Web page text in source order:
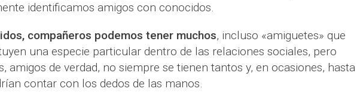
identificamos amigos con conocidos.
compañeros podemos tener muchos, incluso «amiguetes» que
una especie particular dentro de las relaciones sociales, pero
amigos de verdad, no siempre se tienen tantos y, en ocasiones, hasta
contar con los dedos de las manos.